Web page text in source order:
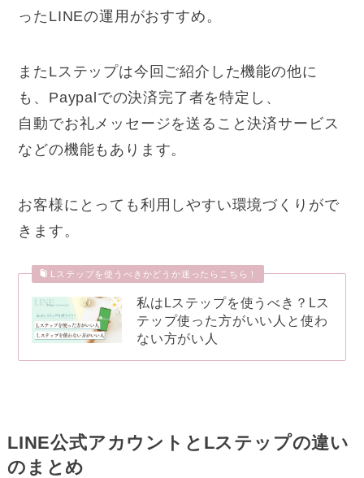
ったLINEの運用がおすすめ。
またLステップは今回ご紹介した機能の他に
も、Paypalでの決済完了者を特定し、
自動でお礼メッセージを送ること決済サービス
などの機能もあります。
お客様にとっても利用しやすい環境づくりがで
きます。
Lステップを使うべきかどうか迷ったらこちら！
私はLステップを使うべき？Lス
テップ使った方がいい人と使わ
ない方がい人
LINE公式アカウントとLステップの違い
のまとめ